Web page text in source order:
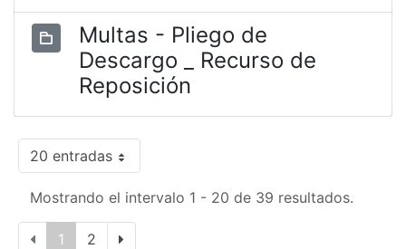
Multas - Pliego de
Descargo _ Recurso de
Reposición
20 entradas
Mostrando el intervalo 1 - 20 de 39 resultados.
1 2